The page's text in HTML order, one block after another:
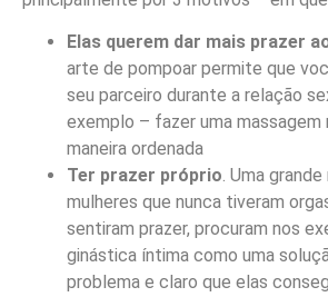
Elas querem dar mais prazer
arte de pompoar permite que
seu parceiro durante a relação
exemplo – fazer uma massagem
maneira ordenada
Ter prazer próprio. Uma grande
mulheres que nunca tiveram
sentiram prazer, procuram nos
ginástica íntima como uma
problema e claro que elas